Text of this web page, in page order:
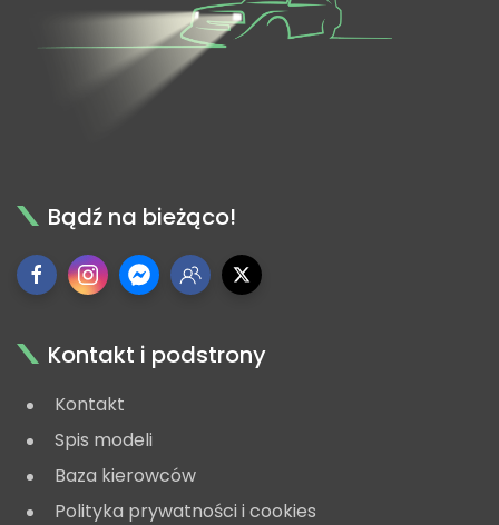
Bądź na bieżąco!
Kontakt i podstrony
Kontakt
Spis modeli
Baza kierowców
Polityka prywatności i cookies